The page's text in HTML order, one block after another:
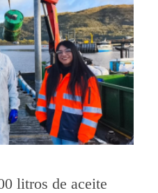
litros de aceite